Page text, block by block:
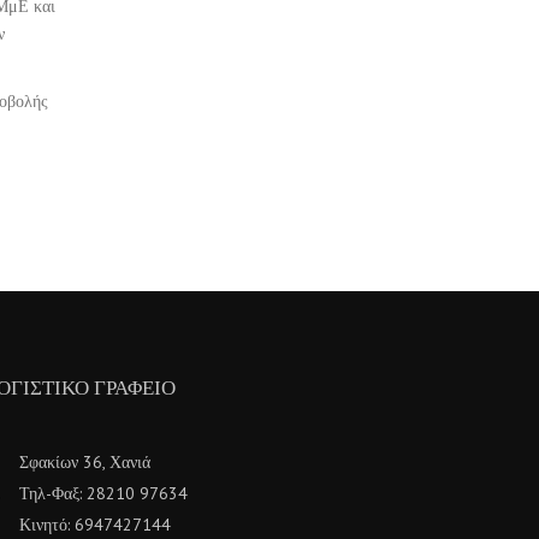
και
ΓΡΑΦΕΊΟ
Σφακίων 36, Χανιά
Τηλ-Φαξ: 28210 97634
Κινητό: 6947427144